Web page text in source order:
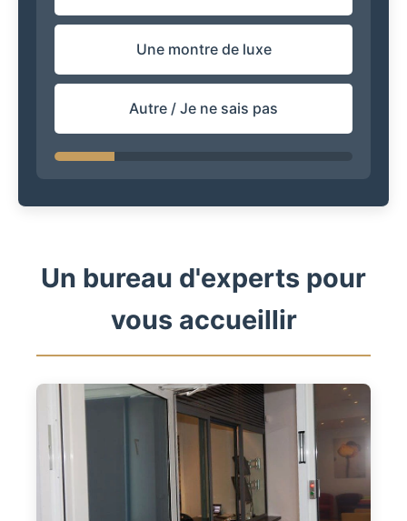
Une montre de luxe
Autre / Je ne sais pas
Un bureau d'experts pour
vous accueillir